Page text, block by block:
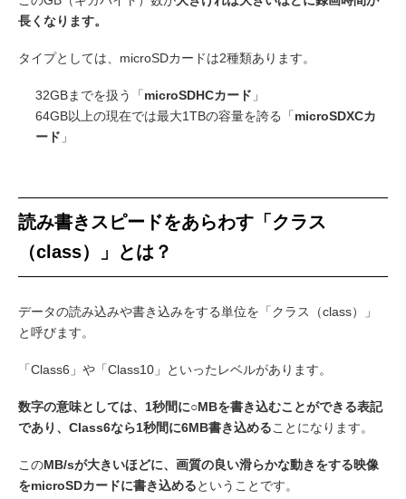
長くなります。
タイプとしては、microSDカードは2種類あります。
32GBまでを扱う「microSDHCカード 」
64GB以上の現在では最大1TBの容量を誇る「microSDXCカ
ード 」
読み書きスピードをあらわす「クラス
（class）」とは？
データの読み込みや書き込みをする単位を「クラス（class）」
と呼びます。
「Class6」や「Class10」といったレベルがあります。
数字の意味としては、1秒間に○MBを書き込むことができる表記
であり、Class6なら1秒間に6MB書き込めることになります。
このMB/sが大きいほどに、画質の良い滑らかな動きをする映像
をmicroSDカードに書き込めるということです。